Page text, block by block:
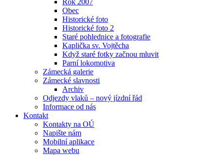
Rok 2007
Obec
Historické foto
Historické foto 2
Staré pohlednice a fotografie
Kaplička sv. Vojtěcha
Když staré fotky začnou mluvit
Parní lokomotiva
Zámecká galerie
Zámecké slavnosti
Archiv
Odjezdy vlaků – nový jízdní řád
Informace od nás
Kontakt
Kontakty na OÚ
Napište nám
Mobilní aplikace
Mapa webu